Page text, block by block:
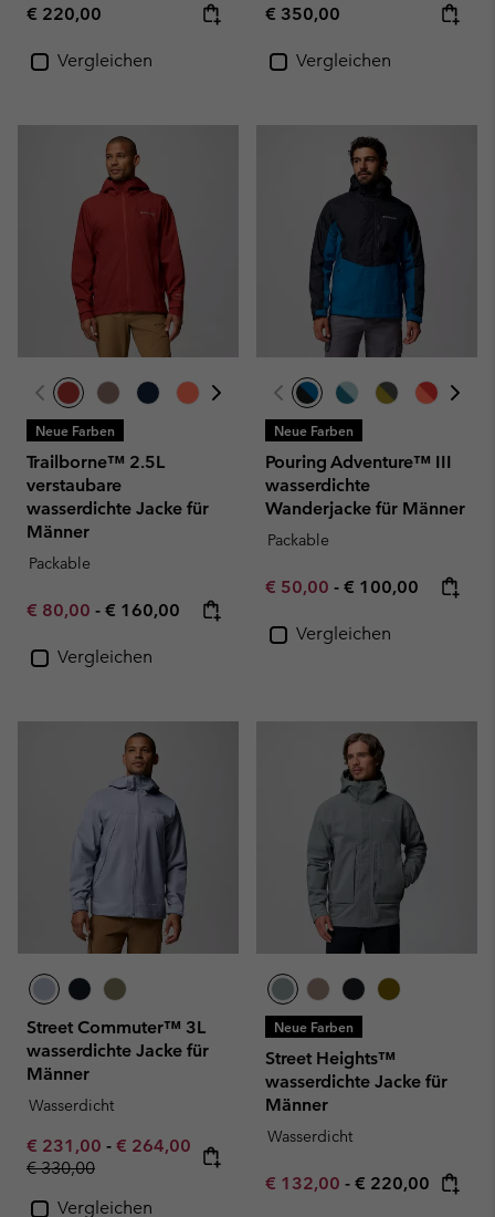
Regular price:
€ 220,00
Vergleichen
Regular price:
€ 350,00
Vergleichen
Neue Farben
Trailborne™ 2.5L
verstaubare
wasserdichte Jacke für
Männer
Packable
Minimum sale price:
€ 80,00 - Maximum price:
€ 160,00
Vergleichen
Neue Farben
Pouring Adventure™ III
wasserdichte
Wanderjacke für Männer
Packable
Minimum sale price:
€ 50,00 - Maximum price:
€ 100,00
Vergleichen
Street Commuter™ 3L
wasserdichte Jacke für
Männer
Wasserdicht
Minimum sale price:
€ 231,00 - Maximum sale price:
€ 264,00
Regular price:
€ 330,00
Vergleichen
Neue Farben
Street Heights™
wasserdichte Jacke für
Männer
Wasserdicht
Minimum sale price:
€ 132,00 - Maximum price:
€ 220,00